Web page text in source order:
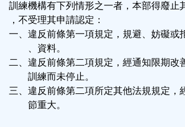
訓練機構有下列情形之一者，本部得廢止
，不受理其申請認定：
一、違反前條第一項規定，規避、妨礙或
、資料。
二、違反前條第二項規定，經通知限期改
訓練而未停止。
三、違反前條第二項所定其他法規規定，
節重大。